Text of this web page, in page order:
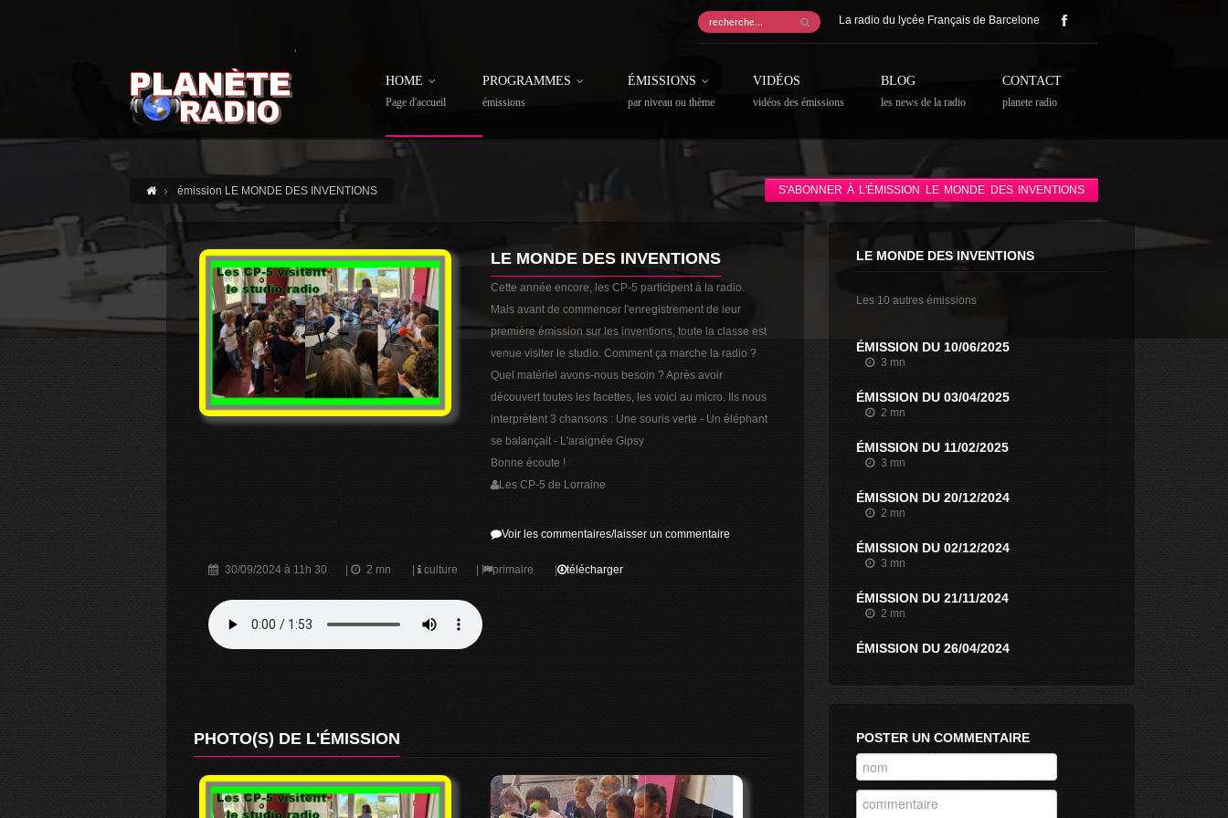
La radio du lycée Français de Barcelone
'
HOME
Page d'accueil
PROGRAMMES
émissions
ÉMISSIONS
par niveau ou thème
VIDÉOS
vidéos des émissions
BLOG
les news de la radio
CONTACT
planete radio
émission LE MONDE DES INVENTIONS S'ABONNER À L'ÉMISSION LE MONDE DES INVENTIONS
LE MONDE DES INVENTIONS
Cette année encore, les CP-5 participent à la radio.
Mais avant de commencer l'enregistrement de leur
première émission sur les inventions, toute la classe est
venue visiter le studio. Comment ça marche la radio ?
Quel matériel avons-nous besoin ? Après avoir
découvert toutes les facettes, les voici au micro. Ils nous
interprètent 3 chansons : Une souris verte - Un éléphant
se balançait - L'araignée Gipsy
Bonne écoute !
Les CP-5 de Lorraine
Voir les commentaires/laisser un commentaire
30/09/2024 à 11h 30 2 mn culture primaire | télécharger
PHOTO(S) DE L'ÉMISSION
LE MONDE DES INVENTIONS
Les 10 autres émissions
ÉMISSION DU 10/06/2025
3 mn
ÉMISSION DU 03/04/2025
2 mn
ÉMISSION DU 11/02/2025
3 mn
ÉMISSION DU 20/12/2024
2 mn
ÉMISSION DU 02/12/2024
3 mn
ÉMISSION DU 21/11/2024
2 mn
ÉMISSION DU 26/04/2024
15 mn
ÉMISSION DU 15/12/2023
POSTER UN COMMENTAIRE